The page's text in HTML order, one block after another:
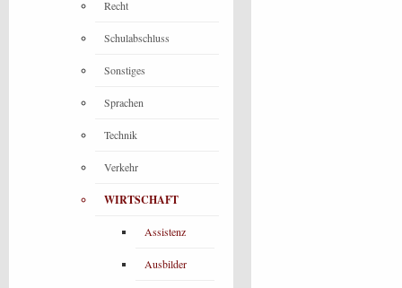
Recht
Schulabschluss
Sonstiges
Sprachen
Technik
Verkehr
WIRTSCHAFT
Assistenz
Ausbilder